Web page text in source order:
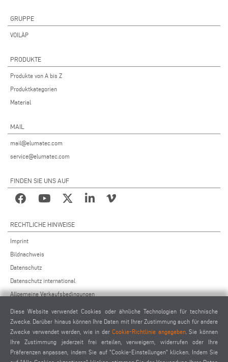
GRUPPE
VOILÀP
PRODUKTE
Produkte von A bis Z
Produktkategorien
Material
MAIL
mail@elumatec.com
service@elumatec.com
FINDEN SIE UNS AUF
RECHTLICHE HINWEISE
Imprint
Bildnachweis
Datenschutz
Datenschutz international
Allgemeine Verkaufsbedingungen
Allgemeine Einkaufsbedingungen
Cookie-Einstellungen
Verhaltenskodex für Lieferanten
Diese Website verwendet Cookies oder ähnliche Technologien für technische
Zwecke. Darüber hinaus können Ihre Daten mit Ihrer Zustimmung auch für andere
Zwecke verwendet werden, wie in derCookie-Richtlinie angegeben. Sie können
Ihre Zustimmung jederzeit frei erteilen, verweigern, widerrufen oder Ihre
Präferenzen anpassen, indem Sie auf "Cookie-Einstellungen" klicken. Indem Sie